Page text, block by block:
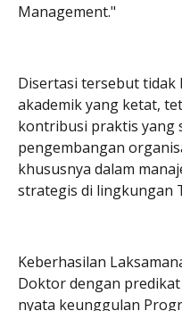
Management."
Disertasi tersebut tidak
akademik yang ketat,
kontribusi praktis yang
pengembangan
khususnya dalam
strategis di lingkungan
Keberhasilan
Doktor dengan
nyata keunggulan